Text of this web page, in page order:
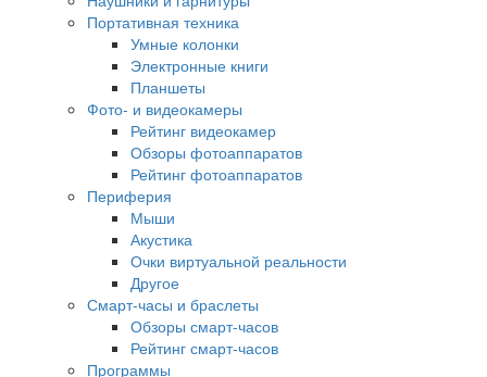
Портативная техника
Умные колонки
Электронные книги
Планшеты
Фото- и видеокамеры
Рейтинг видеокамер
Обзоры фотоаппаратов
Рейтинг фотоаппаратов
Периферия
Мыши
Акустика
Очки виртуальной реальности
Другое
Смарт-часы и браслеты
Обзоры смарт-часов
Рейтинг смарт-часов
Программы